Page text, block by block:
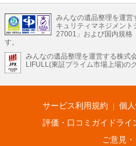
不動産・住宅
引越し 老人ホーム
不動産クラウドファンディング 遺
LIFULL HOME'Sのサービス
不動産・住宅
不動産査定 マンション専門売却査
不動産アーカイブ
空き家バンク
不動産用語集 住まいのお役立ち情
アプリ 不動産データ
みんなの遺品整理を運
キュリティマネジメント
27001」および国内規格
す。
みんなの遺品整理を運営する株式
LIFULL(東証プライム市場上場)の
サービス利用規約
個
評価・口コミガイドライ
ご意見